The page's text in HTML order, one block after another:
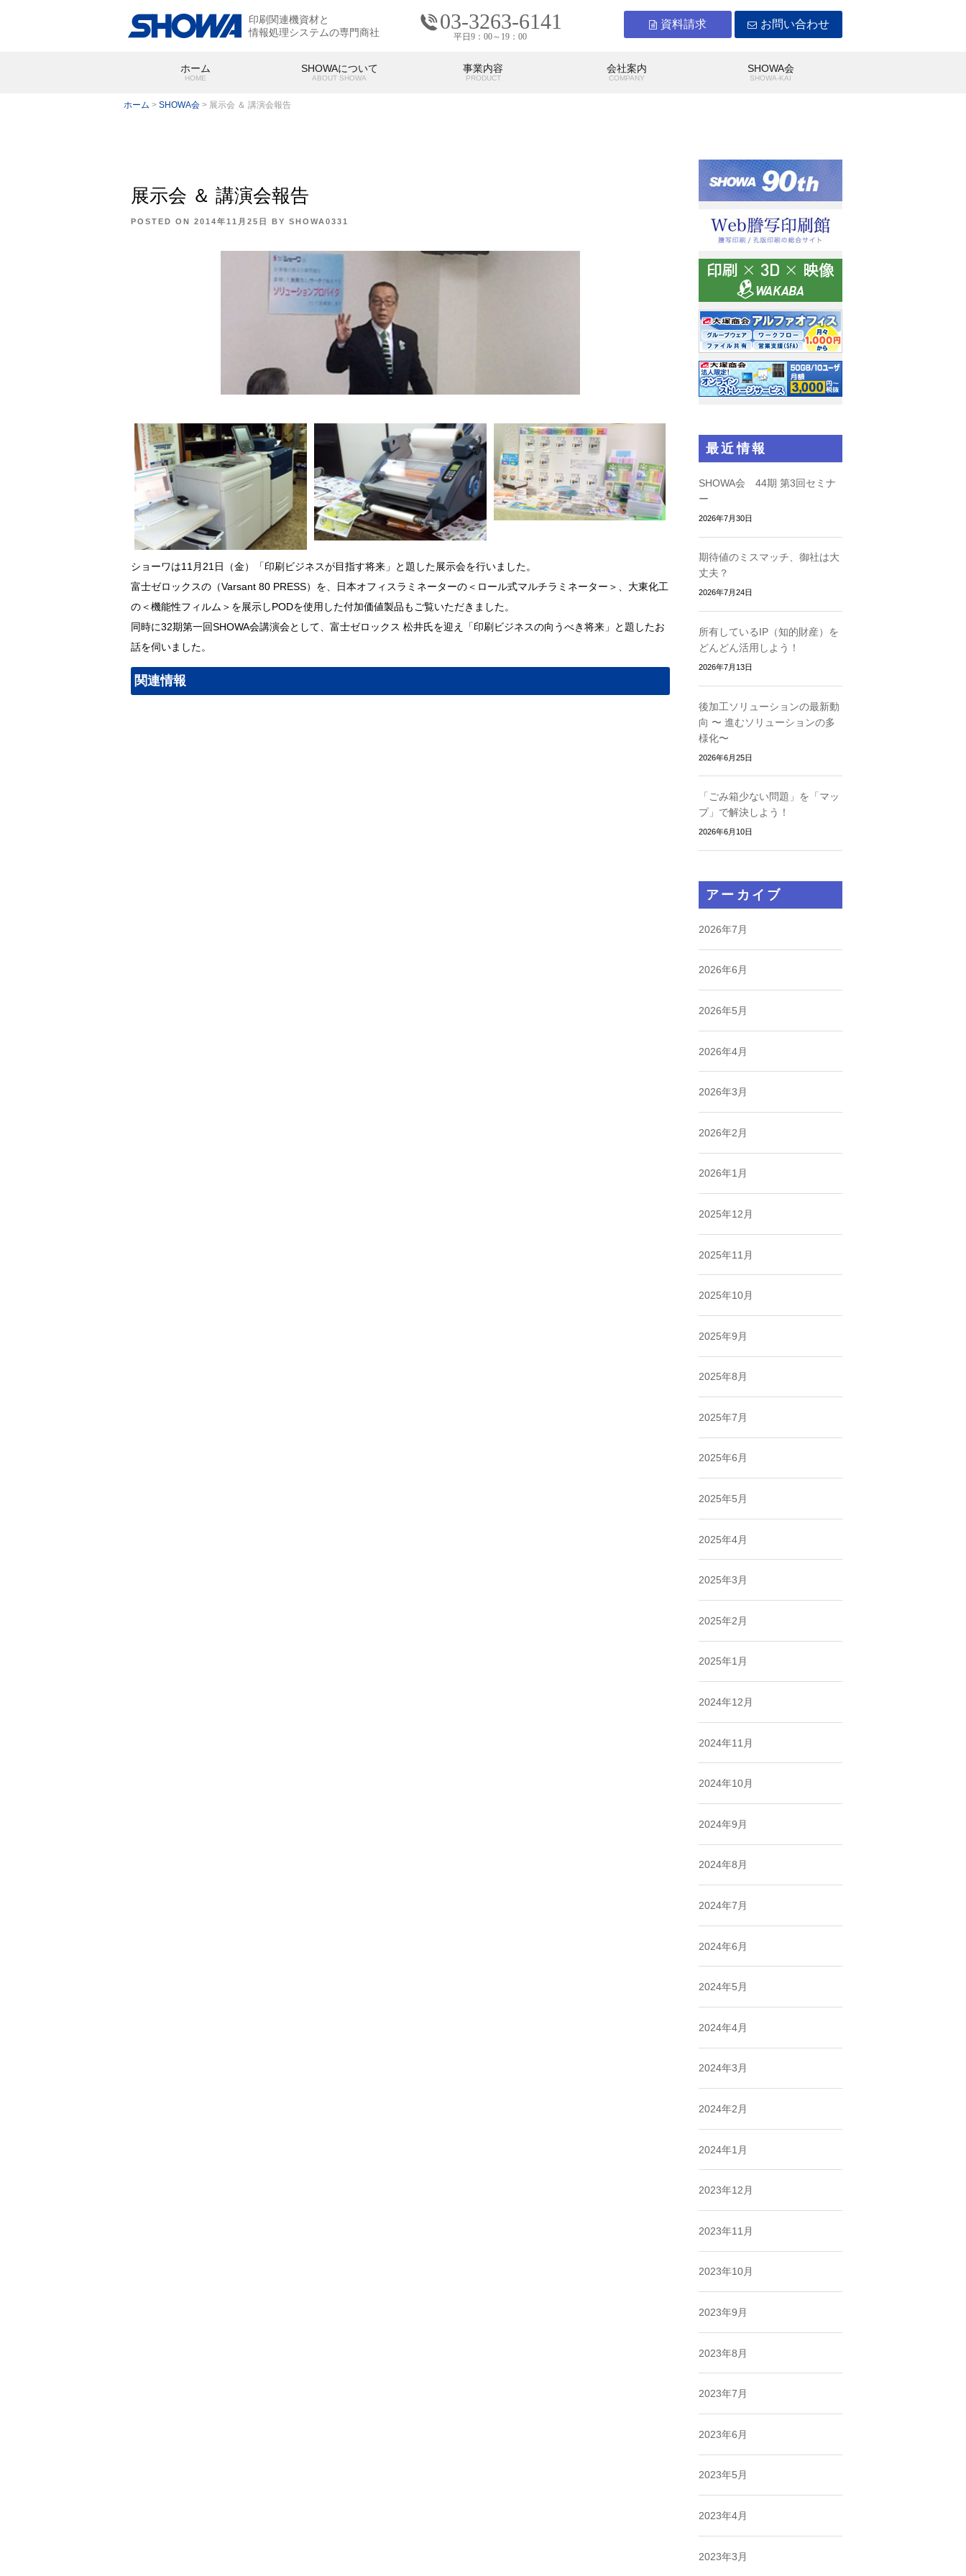
印刷関連機資材と
情報処理システムの専門商社
03-3263-6141
平日9：00～19：00
資料請求 お問い合わせ
ホーム
HOME
SHOWAについて
ABOUT SHOWA
事業内容
PRODUCT
会社案内
COMPANY
会社概要 沿革
SHOWA会
SHOWA-KAI
ホーム > SHOWA会 > 展示会 ＆ 講演会報告
展示会 ＆ 講演会報告
POSTED ON 2014年11月25日 BY SHOWA0331
ショーワは11月21日（金）「印刷ビジネスが目指す将来」と題した展示会を行いました。
富士ゼロックスの（Varsant 80 PRESS）を、日本オフィスラミネーターの＜ロール式マルチラミネーター＞、大東化工
の＜機能性フィルム＞を展示しPODを使用した付加価値製品もご覧いただきました。
同時に32期第一回SHOWA会講演会として、富士ゼロックス 松井氏を迎え「印刷ビジネスの向うべき将来」と題したお
話を伺いました。
関連情報
最近情報
SHOWA会 44期 第3回セミナ
ー
2026年7月30日
期待値のミスマッチ、御社は大
丈夫？
2026年7月24日
所有しているIP（知的財産）を
どんどん活用しよう！
2026年7月13日
後加工ソリューションの最新動
向 〜 進むソリューションの多
様化〜
2026年6月25日
「ごみ箱少ない問題」を「マッ
プ」で解決しよう！
2026年6月10日
アーカイブ
2026年7月
2026年6月
2026年5月
2026年4月
2026年3月
2026年2月
2026年1月
2025年12月
2025年11月
2025年10月
2025年9月
2025年8月
2025年7月
2025年6月
2025年5月
2025年4月
2025年3月
2025年2月
2025年1月
2024年12月
2024年11月
2024年10月
2024年9月
2024年8月
2024年7月
2024年6月
2024年5月
2024年4月
2024年3月
2024年2月
2024年1月
2023年12月
2023年11月
2023年10月
2023年9月
2023年8月
2023年7月
2023年6月
2023年5月
2023年4月
2023年3月